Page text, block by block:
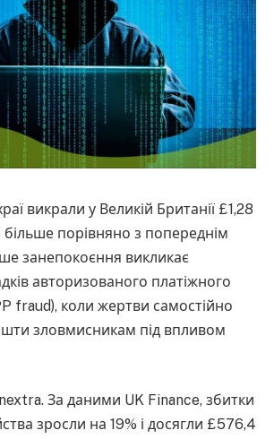
викрали у Великій Британії £1,28
порівняно з попереднім
занепокоєння викликає
авторизованого платіжного
fraud), коли жертви самостійно
зловмисникам під впливом
За даними UK Finance, збитки
зросли на 19% і досягли £576,4